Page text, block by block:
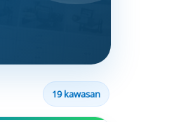
19 kawasan